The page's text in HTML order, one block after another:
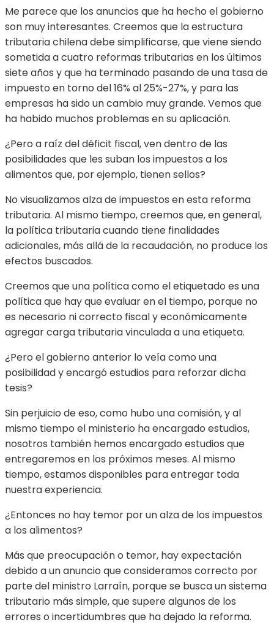
Me parece que los anuncios que ha hecho el gobierno
son muy interesantes. Creemos que la estructura
tributaria chilena debe simplificarse, que viene siendo
sometida a cuatro reformas tributarias en los últimos
siete años y que ha terminado pasando de una tasa de
impuesto en torno del 16% al 25%-27%, y para las
empresas ha sido un cambio muy grande. Vemos que
ha habido muchos problemas en su aplicación.
¿Pero a raíz del déficit fiscal, ven dentro de las
posibilidades que les suban los impuestos a los
alimentos que, por ejemplo, tienen sellos?
No visualizamos alza de impuestos en esta reforma
tributaria. Al mismo tiempo, creemos que, en general,
la política tributaria cuando tiene finalidades
adicionales, más allá de la recaudación, no produce los
efectos buscados.
Creemos que una política como el etiquetado es una
política que hay que evaluar en el tiempo, porque no
es necesario ni correcto fiscal y económicamente
agregar carga tributaria vinculada a una etiqueta.
¿Pero el gobierno anterior lo veía como una
posibilidad y encargó estudios para reforzar dicha
tesis?
Sin perjuicio de eso, como hubo una comisión, y al
mismo tiempo el ministerio ha encargado estudios,
nosotros también hemos encargado estudios que
entregaremos en los próximos meses. Al mismo
tiempo, estamos disponibles para entregar toda
nuestra experiencia.
¿Entonces no hay temor por un alza de los impuestos
a los alimentos?
Más que preocupación o temor, hay expectación
debido a un anuncio que consideramos correcto por
parte del ministro Larraín, porque se busca un sistema
tributario más simple, que supere algunos de los
errores o incertidumbres que ha dejado la reforma.